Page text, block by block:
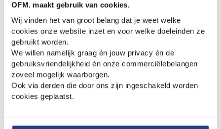
OFM. maakt gebruik van cookies.
Wij vinden het van groot belang dat je weet welke
cookies onze website inzet en voor welke doeleinden ze
gebruikt worden.
We willen namelijk graag én jouw privacy én de
gebruiksvriendelijkheid én onze commerciëlebelangen
zoveel mogelijk waarborgen.
Ook via derden die door ons zijn ingeschakeld worden
cookies geplaatst.